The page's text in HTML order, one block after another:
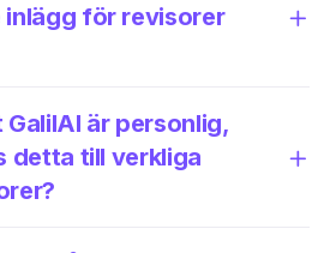
inlägg för revisorer
är personlig,
detta till verkliga